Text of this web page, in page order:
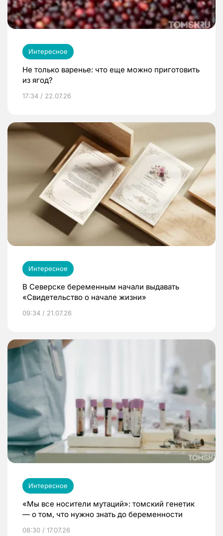
Интересное
Не только варенье: что еще можно приготовить
из ягод?
17:34 / 22.07.26
Интересное
В Северске беременным начали выдавать
«Свидетельство о начале жизни»
09:34 / 21.07.26
Интересное
«Мы все носители мутаций»: томский генетик
— о том, что нужно знать до беременности
08:30 / 17.07.26